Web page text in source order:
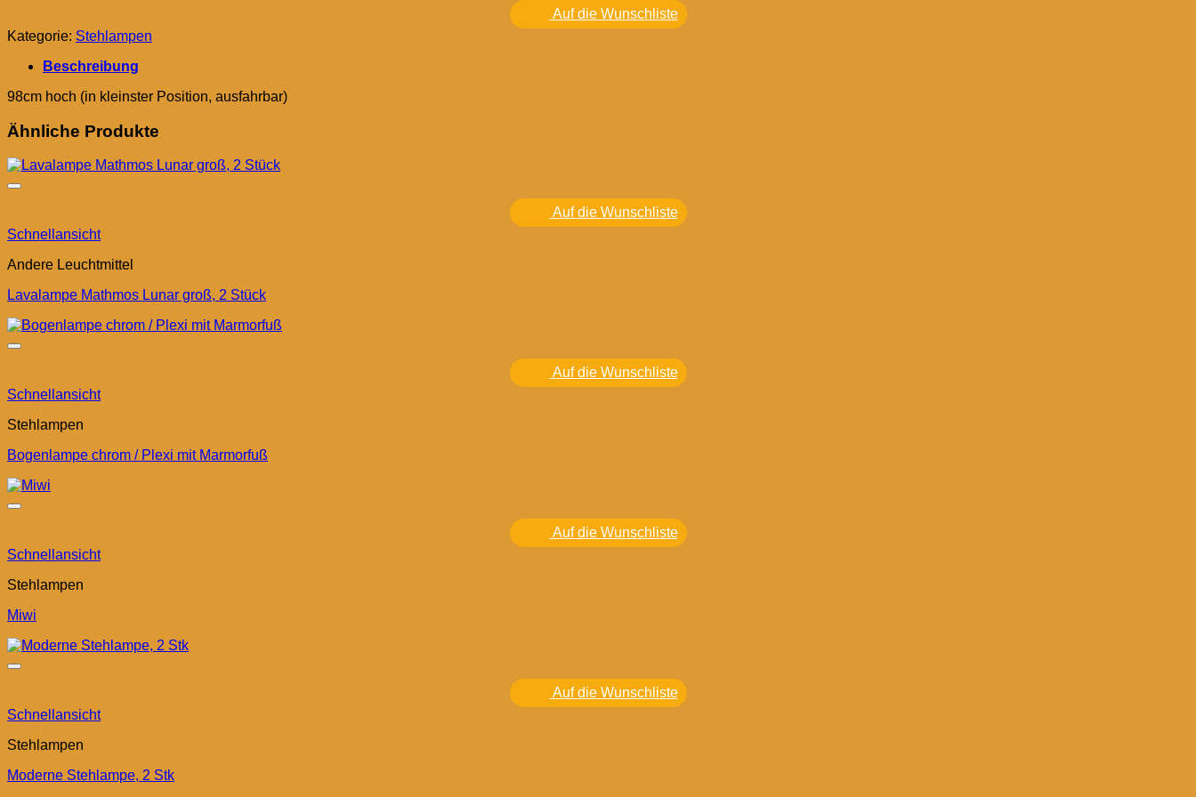
Auf die Wunschliste
Kategorie: Stehlampen
Beschreibung
98cm hoch (in kleinster Position, ausfahrbar)
Ähnliche Produkte
Auf die Wunschliste
Schnellansicht
Andere Leuchtmittel
Lavalampe Mathmos Lunar groß, 2 Stück
Auf die Wunschliste
Schnellansicht
Stehlampen
Bogenlampe chrom / Plexi mit Marmorfuß
Auf die Wunschliste
Schnellansicht
Stehlampen
Miwi
Auf die Wunschliste
Schnellansicht
Stehlampen
Moderne Stehlampe, 2 Stk